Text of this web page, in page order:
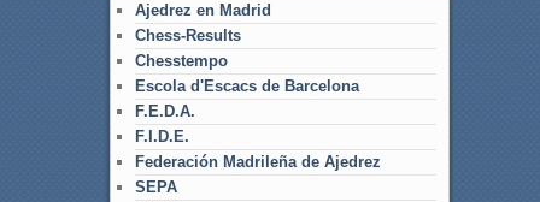
Ajedrez en Madrid
Chess-Results
Chesstempo
Escola d'Escacs de Barcelona
F.E.D.A.
F.I.D.E.
Federación Madrileña de Ajedrez
SEPA